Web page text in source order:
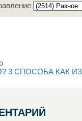
3 СПОСОБА КАК